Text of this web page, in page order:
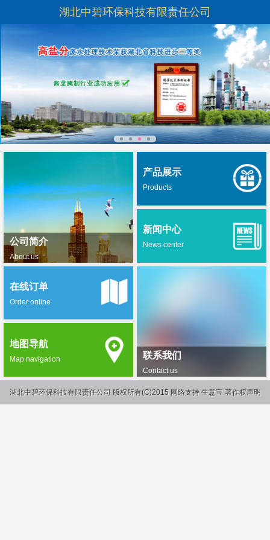
湖北中碧环保科技有限责任公司
公司简介
About us
产品展示
Products
新闻中心
News center
联系我们
Contact us
在线订单
Order online
地图导航
Map navigation
湖北中碧环保科技有限责任公司 版权所有(C)2015 网络支持 生意宝 著作权声明